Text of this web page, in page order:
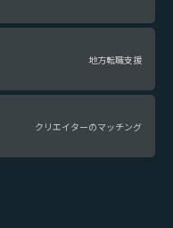
地方転職支援
クリエイターのマッチング